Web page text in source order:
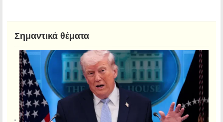
Σημαντικά θέματα